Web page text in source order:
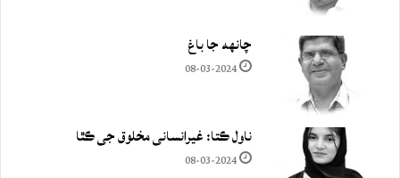
چانهه جا باغ
08-03-2024
ناول ڪتا: غيرانساني مخلوق جي ڪٿا
08-03-2024